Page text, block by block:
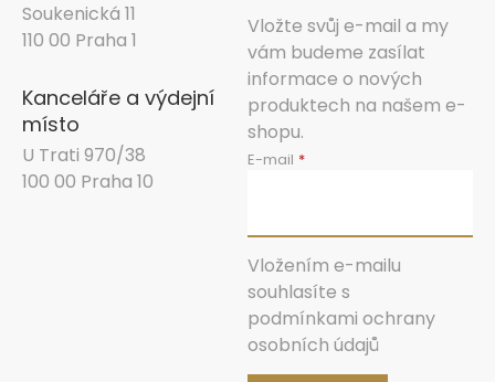
Soukenická 11
110 00 Praha 1
Kanceláře a výdejní
místo
U Trati 970/38
100 00 Praha 10
Vložte svůj e-mail a my
vám budeme zasílat
informace o nových
produktech na našem e-
shopu.
E-mail
Vložením e-mailu
souhlasíte s
podmínkami ochrany
osobních údajů